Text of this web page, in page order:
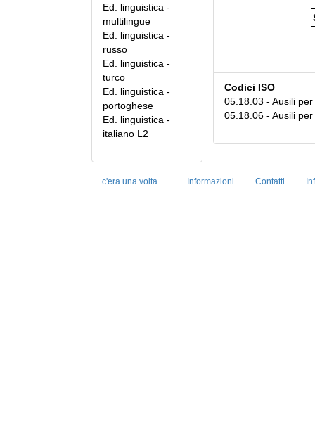
Ed. linguistica -
multilingue
Ed. linguistica -
russo
Ed. linguistica -
turco
Ed. linguistica -
portoghese
Ed. linguistica -
italiano L2
Codici ISO
05.18.03 - Ausili
05.18.06 - Ausili
c'era una volta… Informazioni Contatti